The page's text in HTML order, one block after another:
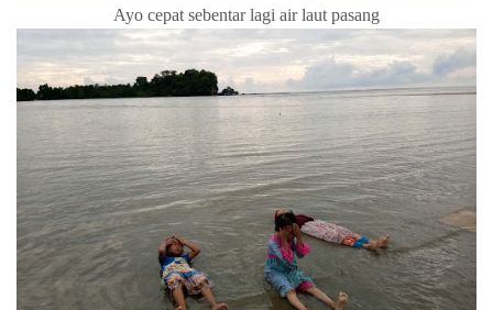
Ayo cepat sebentar lagi air laut pasang